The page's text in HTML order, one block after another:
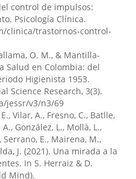
control de impulsos:
Psicología Clínica.
clinica/trastornos-control-
O. M., & Mantilla-
Salud en Colombia: del
Higienista 1953.
Science Research, 3(3).
jessr/v3/n3/69
Vilar, A., Fresno, C., Batlle,
González, L., Mollà, L.,
Serrano, E., Mairena, M.,
J. (2021). Una mirada a la
In S. Herraiz & D.
Mind).